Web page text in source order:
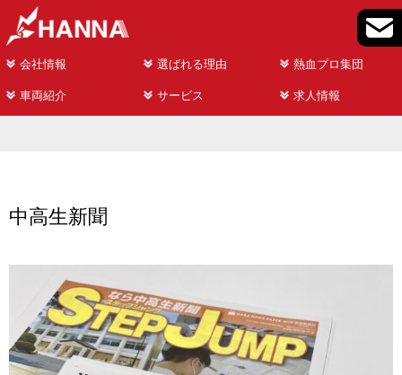
会社情報 選ばれる理由 熱血プロ集団
車両紹介 サービス 求人情報
中高生新聞